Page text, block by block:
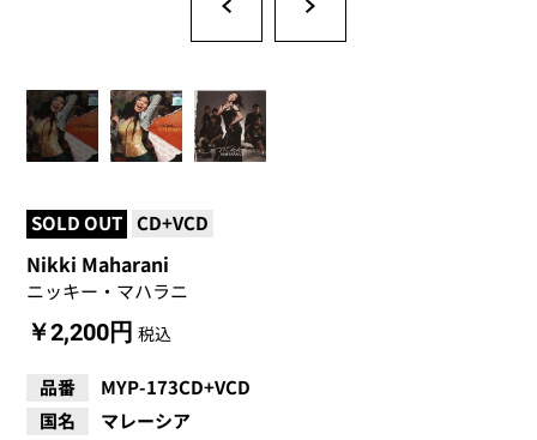
SOLD OUT CD+VCD
Nikki Maharani
ニッキー・マハラニ
￥2,200円 税込
品番
MYP-173CD+VCD
国名
マレーシア